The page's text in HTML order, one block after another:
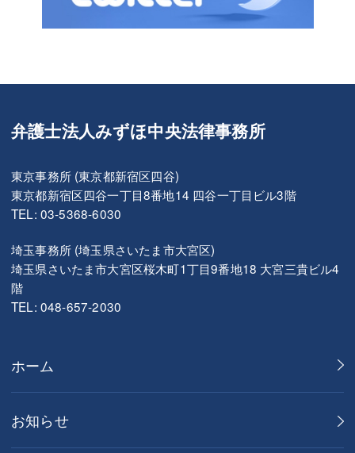
弁護士法人みずほ中央法律事務所
東京事務所 (東京都新宿区四谷)
東京都新宿区四谷一丁目8番地14 四谷一丁目ビル3階
TEL: 03-5368-6030
埼玉事務所 (埼玉県さいたま市大宮区)
埼玉県さいたま市大宮区桜木町1丁目9番地18 大宮三貴ビル4
階
TEL: 048-657-2030
ホーム
お知らせ